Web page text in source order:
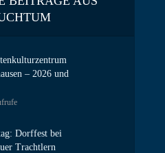
– 2026 und
Dorffest bei
Trachtlern